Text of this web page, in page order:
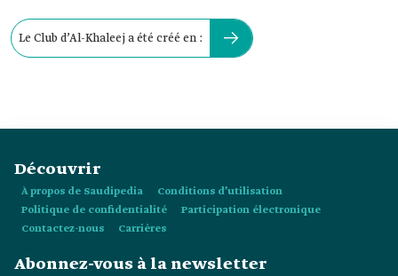
Le Club d’Al-Khaleej a été créé en :
Découvrir
À propos de Saudipedia
Conditions d’utilisation
Politique de confidentialité
Participation électronique
Contactez-nous
Carrières
Abonnez-vous à la newsletter